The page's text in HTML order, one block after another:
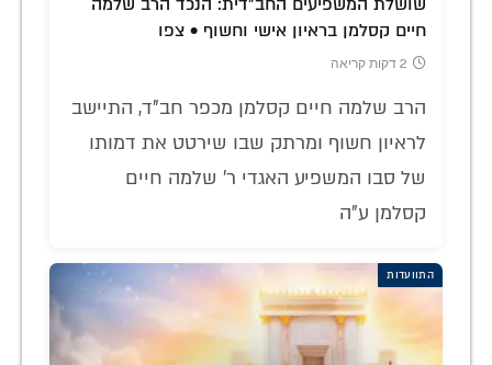
חיים קסלמן בראיון אישי וחשוף • צפו
2 דקות קריאה
הרב שלמה חיים קסלמן מכפר חב"ד, התיישב
לראיון חשוף ומרתק שבו שירטט את דמותו
של סבו המשפיע האגדי ר' שלמה חיים
קסלמן ע"ה
התוועדות